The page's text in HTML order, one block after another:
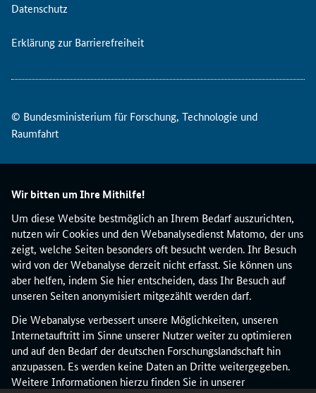
Wir bitten um Ihre Mithilfe!
Um diese Website bestmöglich an Ihrem Bedarf auszurichten,
nutzen wir Cookies und den Webanalysedienst Matomo, der uns
zeigt, welche Seiten besonders oft besucht werden. Ihr Besuch
wird von der Webanalyse derzeit nicht erfasst. Sie können uns
aber helfen, indem Sie hier entscheiden, dass Ihr Besuch auf
unseren Seiten anonymisiert mitgezählt werden darf.
Die Webanalyse verbessert unsere Möglichkeiten, unseren
Internetauftritt im Sinne unserer Nutzer weiter zu optimieren
und auf den Bedarf der deutschen Forschungslandschaft hin
anzupassen. Es werden keine Daten an Dritte weitergegeben.
Weitere Informationen hierzu finden Sie in unserer
Datenschutz
Erklärung zur Barrierefreiheit
© Bundesministerium für Forschung, Technologie und
Raumfahrt